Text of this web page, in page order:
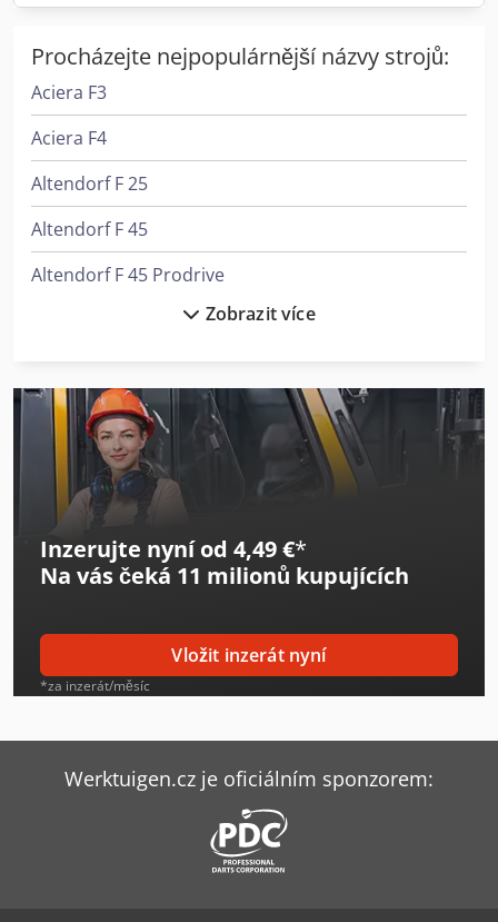
lepidlo na kreslení povrchu
Procházejte nejpopulárnější názvy strojů:
Aciera F3
Aciera F4
Altendorf F 25
Altendorf F 45
Altendorf F 45 Prodrive
Felder F 900 Z
Felder Fbp 50
Felder Fbp 60
Felder Fs 722
Felder G 480
Felder Rl 140
Haas Tl-2
Zobrazit více
Inzerujte nyní od 4,49 €*
Na vás čeká 11 milionů kupujících
Vložit inzerát nyní
*za inzerát/měsíc
Werktuigen.cz je oficiálním sponzorem: